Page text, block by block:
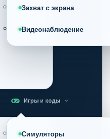
Захват с экрана
Видеонаблюдение
Игры и коды
Симуляторы